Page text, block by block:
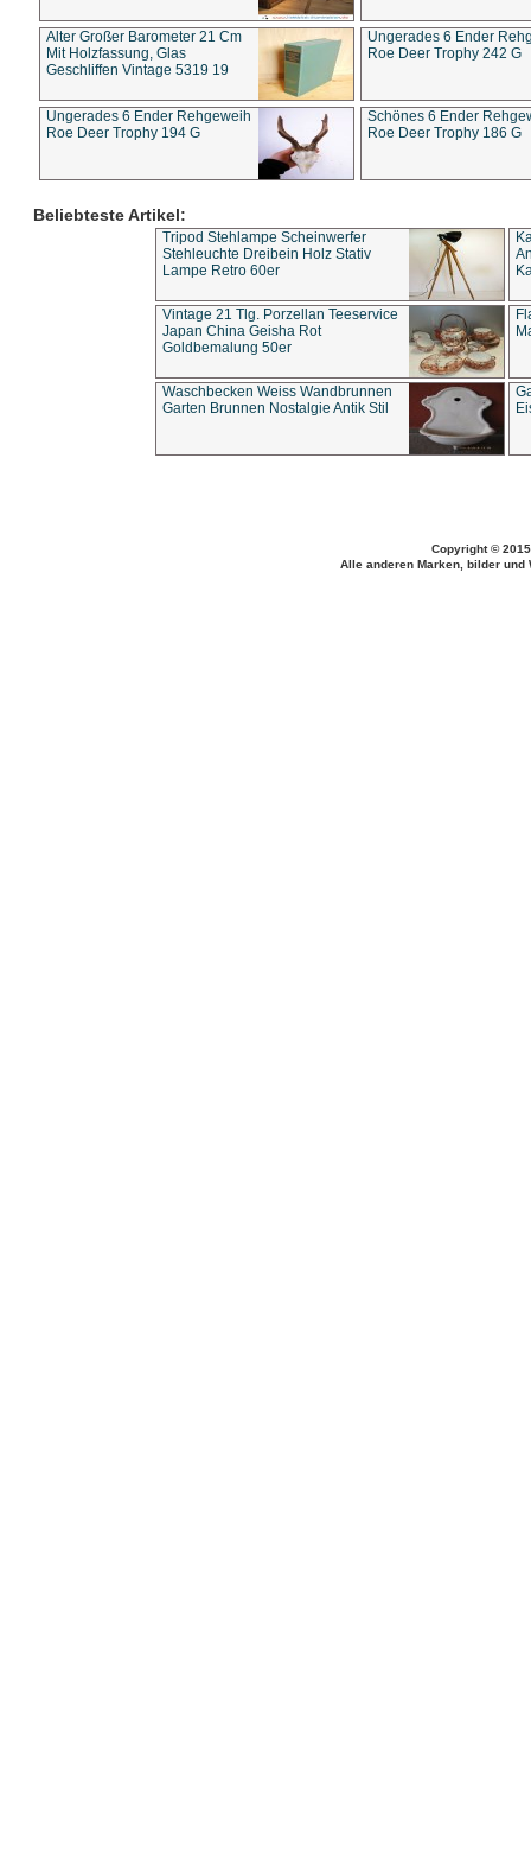
Alter Großer Barometer 21 Cm
Mit Holzfassung, Glas
Geschliffen Vintage 5319 19
Ungerades 6 Ender
Roe Deer Trophy 242 G
Ungerades 6 Ender Rehgeweih
Roe Deer Trophy 194 G
Schönes 6 Ender
Roe Deer Trophy 186 G
Beliebteste Artikel:
Tripod Stehlampe Scheinwerfer
Stehleuchte Dreibein Holz Stativ
Lampe Retro 60er
Vintage 21 Tlg. Porzellan Teeservice
Japan China Geisha Rot
Goldbemalung 50er
Waschbecken Weiss Wandbrunnen
Garten Brunnen Nostalgie Antik Stil
Copyright ©
Alle anderen Marken, bilder und